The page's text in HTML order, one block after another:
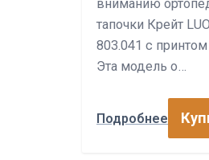
вниманию
тапочки Крейт
803.041 с принтом
Эта модель о…
Подробнее